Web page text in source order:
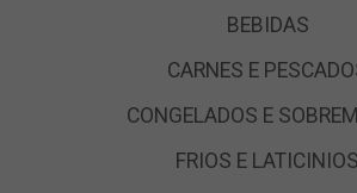
BEBIDAS
CARNES E
CONGELADOS E
FRIOS E LATICINIOS